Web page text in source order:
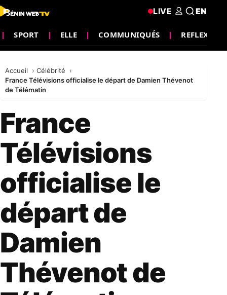
SPORT ELLE COMMUNIQUÉS REFLEXION
LIVE EN
Accueil
Célébrité
France Télévisions officialise le départ de Damien Thévenot
de Télématin
France
Télévisions
officialise le
départ de
Damien
Thévenot de